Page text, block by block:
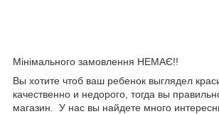
Мінімального замовлення НЕМАЄ!!
Вы хотите чтоб ваш ребенок выглядел
качественно и недорого, тогда вы
магазин. У нас вы найдете много